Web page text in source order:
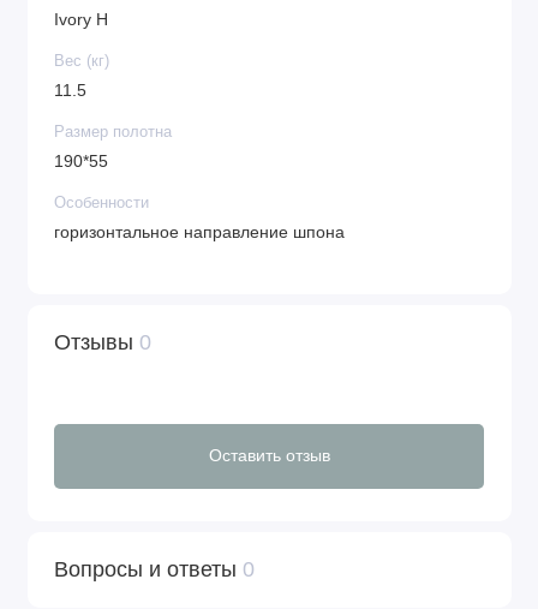
Ivory H
Вес (кг)
11.5
Размер полотна
190*55
Особенности
горизонтальное направление шпона
Отзывы 0
Оставить отзыв
Вопросы и ответы 0